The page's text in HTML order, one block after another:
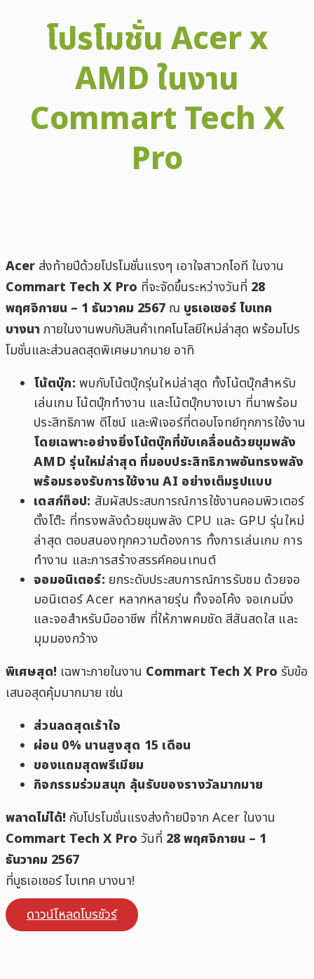
โปรโมชั่น Acer x
AMD ในงาน
Commart Tech X
Pro
Acer ส่งท้ายปีด้วยโปรโมชั่นแรงๆ เอาใจสาวกไอที ในงาน
Commart Tech X Pro ที่จะจัดขึ้นระหว่างวันที่ 28
พฤศจิกายน – 1 ธันวาคม 2567 ณ บูธเอเซอร์ ไบเทค
บางนา ภายในงานพบกับสินค้าเทคโนโลยีใหม่ล่าสุด พร้อมโปร
โมชั่นและส่วนลดสุดพิเศษมากมาย อาทิ
โน้ตบุ๊ก: พบกับโน้ตบุ๊กรุ่นใหม่ล่าสุด ทั้งโน้ตบุ๊กสำหรับ
เล่นเกม โน้ตบุ๊กทำงาน และโน้ตบุ๊กบางเบา ที่มาพร้อม
ประสิทธิภาพ ดีไซน์ และฟีเจอร์ที่ตอบโจทย์ทุกการใช้งาน
โดยเฉพาะอย่างยิ่งโน้ตบุ๊กที่ขับเคลื่อนด้วยขุมพลัง
AMD รุ่นใหม่ล่าสุด ที่มอบประสิทธิภาพอันทรงพลัง
พร้อมรองรับการใช้งาน AI อย่างเต็มรูปแบบ
เดสก์ท็อป: สัมผัสประสบการณ์การใช้งานคอมพิวเตอร์
ตั้งโต๊ะ ที่ทรงพลังด้วยขุมพลัง CPU และ GPU รุ่นใหม่
ล่าสุด ตอบสนองทุกความต้องการ ทั้งการเล่นเกม การ
ทำงาน และการสร้างสรรค์คอนเทนต์
จอมอนิเตอร์: ยกระดับประสบการณ์การรับชม ด้วยจอ
มอนิเตอร์ Acer หลากหลายรุ่น ทั้งจอโค้ง จอเกมมิ่ง
และจอสำหรับมืออาชีพ ที่ให้ภาพคมชัด สีสันสดใส และ
มุมมองกว้าง
พิเศษสุด! เฉพาะภายในงาน Commart Tech X Pro รับข้อ
เสนอสุดคุ้มมากมาย เช่น
ส่วนลดสุดเร้าใจ
ผ่อน 0% นานสูงสุด 15 เดือน
ของแถมสุดพรีเมียม
กิจกรรมร่วมสนุก ลุ้นรับของรางวัลมากมาย
พลาดไม่ได้! กับโปรโมชั่นแรงส่งท้ายปีจาก Acer ในงาน
Commart Tech X Pro วันที่ 28 พฤศจิกายน – 1
ธันวาคม 2567
ที่บูธเอเซอร์ ไบเทค บางนา!
ดาวน์โหลดโบรชัวร์